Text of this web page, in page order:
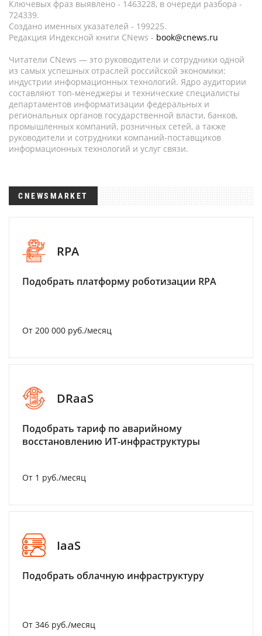
Ключевых фраз выявлено - 1463228, в очереди разбора -
724339.
Создано именных указателей - 199225.
Редакция Индексной книги CNews - book@cnews.ru
Читатели CNews — это руководители и сотрудники одной
из самых успешных отраслей российской экономики:
индустрии информационных технологий. Ядро аудитории
составляют топ-менеджеры и технические специалисты
департаментов информатизации федеральных и
региональных органов государственной власти, банков,
промышленных компаний, розничных сетей, а также
руководители и сотрудники компаний-поставщиков
информационных технологий и услуг связи.
CNEWSMARKET
RPA
Подобрать платформу роботизации RPA
От 200 000 руб./месяц
DRaaS
Подобрать тариф по аварийному
восстановлению ИТ-инфраструктуры
От 1 руб./месяц
IaaS
Подобрать облачную инфраструктуру
От 346 руб./месяц